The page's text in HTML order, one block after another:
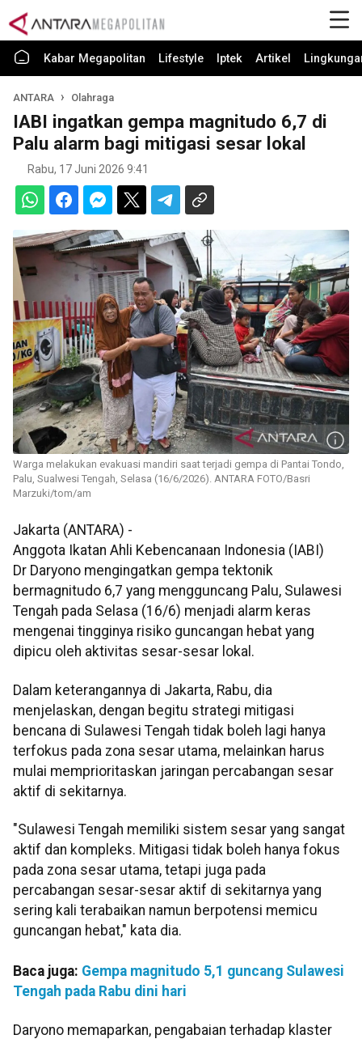
Kabar Megapolitan Lifestyle Iptek Artikel
ANTARA Olahraga
IABI ingatkan gempa magnitudo 6,7 di
Palu alarm bagi mitigasi sesar lokal
Rabu, 17 Juni 2026 9:41
Warga melakukan evakuasi mandiri saat terjadi gempa di Pantai Tondo,
Palu, Sualwesi Tengah, Selasa (16/6/2026). ANTARA FOTO/Basri
Marzuki/tom/am
Jakarta (ANTARA) -
Anggota Ikatan Ahli Kebencanaan Indonesia (IABI)
Dr Daryono mengingatkan gempa tektonik
bermagnitudo 6,7 yang mengguncang Palu, Sulawesi
Tengah pada Selasa (16/6) menjadi alarm keras
mengenai tingginya risiko guncangan hebat yang
dipicu oleh aktivitas sesar-sesar lokal.
Dalam keterangannya di Jakarta, Rabu, dia
menjelaskan, dengan begitu strategi mitigasi
bencana di Sulawesi Tengah tidak boleh lagi hanya
terfokus pada zona sesar utama, melainkan harus
mulai memprioritaskan jaringan percabangan sesar
aktif di sekitarnya.
"Sulawesi Tengah memiliki sistem sesar yang sangat
aktif dan kompleks. Mitigasi tidak boleh hanya fokus
pada zona sesar utama, tetapi juga pada
percabangan sesar-sesar aktif di sekitarnya yang
sering kali terabaikan namun berpotensi memicu
guncangan hebat," kata dia.
Baca juga: Gempa magnitudo 5,1 guncang Sulawesi
Tengah pada Rabu dini hari
Daryono memaparkan, pengabaian terhadap klaster